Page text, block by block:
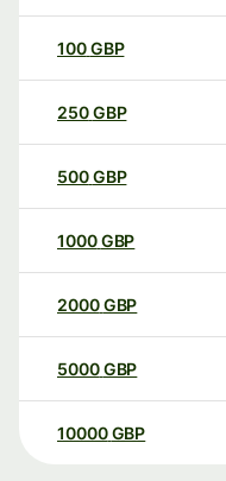
100GBP
250GBP
500GBP
1000GBP
2000GBP
5000GBP
10000 GBP